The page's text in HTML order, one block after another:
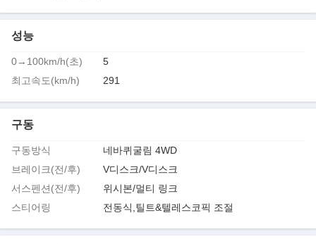
성능
0→100km/h(초)
5
최고속도(km/h)
291
구동
구동방식
네바퀴굴림 4WD
브레이크(전/후)
V디스크/V디스크
서스펜션(전/후)
위시본/멀티 링크
스티어링
전동식,틸트&텔레스코픽 조절